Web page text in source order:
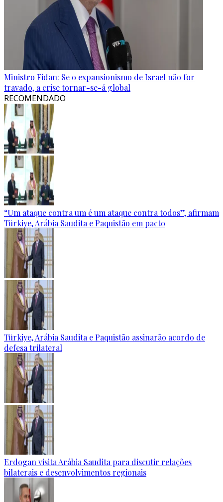
Ministro Fidan: Se o expansionismo de Israel não for
travado, a crise tornar-se-á global
RECOMENDADO
“Um ataque contra um é um ataque contra todos”, afirmam
Türkiye, Arábia Saudita e Paquistão em pacto
Türkiye, Arábia Saudita e Paquistão assinarão acordo de
defesa trilateral
Erdogan visita Arábia Saudita para discutir relações
bilaterais e desenvolvimentos regionais